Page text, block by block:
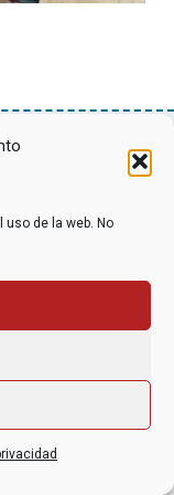
de la web. No
(DMD)